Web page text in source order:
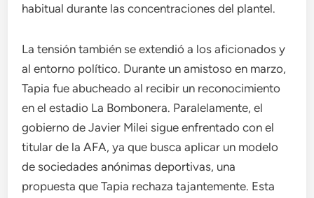
habitual durante las concentraciones del plantel.
La tensión también se extendió a los aficionados y
al entorno político. Durante un amistoso en marzo,
Tapia fue abucheado al recibir un reconocimiento
en el estadio La Bombonera. Paralelamente, el
gobierno de Javier Milei sigue enfrentado con el
titular de la AFA, ya que busca aplicar un modelo
de sociedades anónimas deportivas, una
propuesta que Tapia rechaza tajantemente. Esta